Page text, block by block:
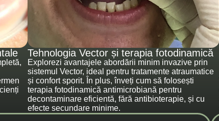
Tehnologia Vector și terapia fotodinamică
Explorezi avantajele abordării minim invazive prin
sistemul Vector, ideal pentru tratamente atraumatice
și confort sporit. În plus, înveți cum să folosești
terapia fotodinamică antimicrobiană pentru
decontaminare eficientă, fără antibioterapie, și cu
efecte secundare minime.